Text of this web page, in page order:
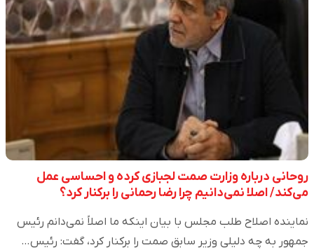
روحانی درباره وزارت صمت لجبازی کرده و احساسی عمل
می‌کند/ اصلا نمی‌دانیم چرا رضا رحمانی را برکنار کرد؟
نماینده اصلاح طلب مجلس با بیان اینکه ما اصلاً نمی‌دانم رئیس
جمهور به چه دلیلی وزیر سابق صمت را برکنار کرد، گفت: رئیس…